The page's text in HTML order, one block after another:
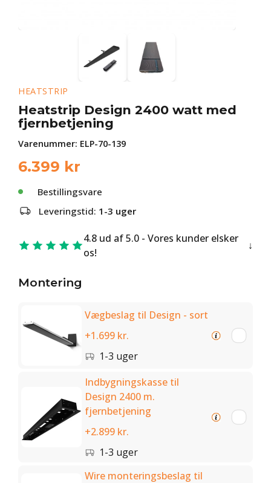
HEATSTRIP
Heatstrip Design 2400 watt med
fjernbetjening
Varenummer: ELP-70-139
6.399 kr
Bestillingsvare
Leveringstid: 1-3 uger
4.8 ud af 5.0 - Vores kunder elsker
os!
Montering
Vægbeslag til Design - sort
+1.699 kr.
1-3 uger
Indbygningskasse til
Design 2400 m.
fjernbetjening
+2.899 kr.
1-3 uger
Wire monteringsbeslag til